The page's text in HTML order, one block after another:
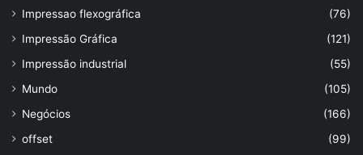
Impressao flexográfica
(76)
Impressão Gráfica
(121)
Impressão industrial
(55)
Mundo
(105)
Negócios
(166)
offset
(99)